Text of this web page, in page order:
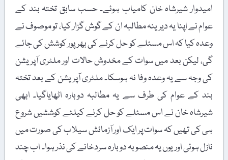
امیدوار شیرشاہ خان کامیاب ہوئے۔ حسب سابق تختہ بند کے
عوام نے اپنا یہ دیرینہ مطالبہ ان کے گوش گزار کیا، تو موصوف نے
وعدہ کیا کہ اس مسئلے کو حل کرنے کی بھرپور کوشش کی جائے
گی، لیکن بعد میں سوات کے مخدوش حالات اور ملٹری آپریشن
کی وجہ سے یہ وعدہ وفا نہ ہوسکا۔ ملٹری آپریشن کے بعد تختہ
بند کے عوام کی طرف سے یہ مطالبہ دوبارہ اٹھایاگیا۔ ابھی
شیرشاہ خان نے اس مسئلے کو حل کرنے کیلئے کوششیں شروع
ہی کی تھیں کہ سوات پر ایک اور آزمائش سیلاب کی صورت میں
نازل ہوئی اور یوں یہ منصوبہ دوبارہ سردخانے کی نذر ہوا۔ اب چند